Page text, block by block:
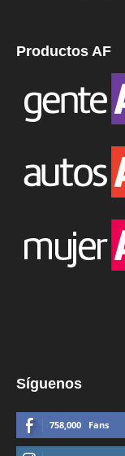
Productos AF
Síguenos
758,000 Fans